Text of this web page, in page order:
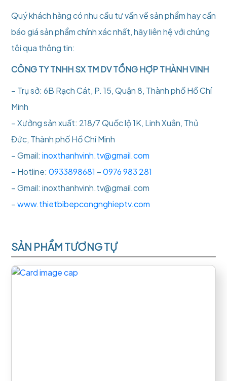
Quý khách hàng có nhu cầu tư vấn về sản phẩm hay cần
báo giá sản phẩm chính xác nhất, hãy liên hệ với chúng
tôi qua thông tin:
CÔNG TY TNHH SX TM DV TỔNG HỢP THÀNH VINH
– Trụ sở: 6B Rạch Cát, P. 15, Quận 8, Thành phố Hồ Chí
Minh
– Xưởng sản xuất: 218/7 Quốc lộ 1K, Linh Xuân, Thủ
Đức, Thành phố Hồ Chí Minh
– Gmail: inoxthanhvinh.tv@gmail.com
– Hotline: 0933898681 –0976 983 281
– Gmail: inoxthanhvinh.tv@gmail.com
–www.thietbibepcongnghieptv.com
SẢN PHẨM TƯƠNG TỰ